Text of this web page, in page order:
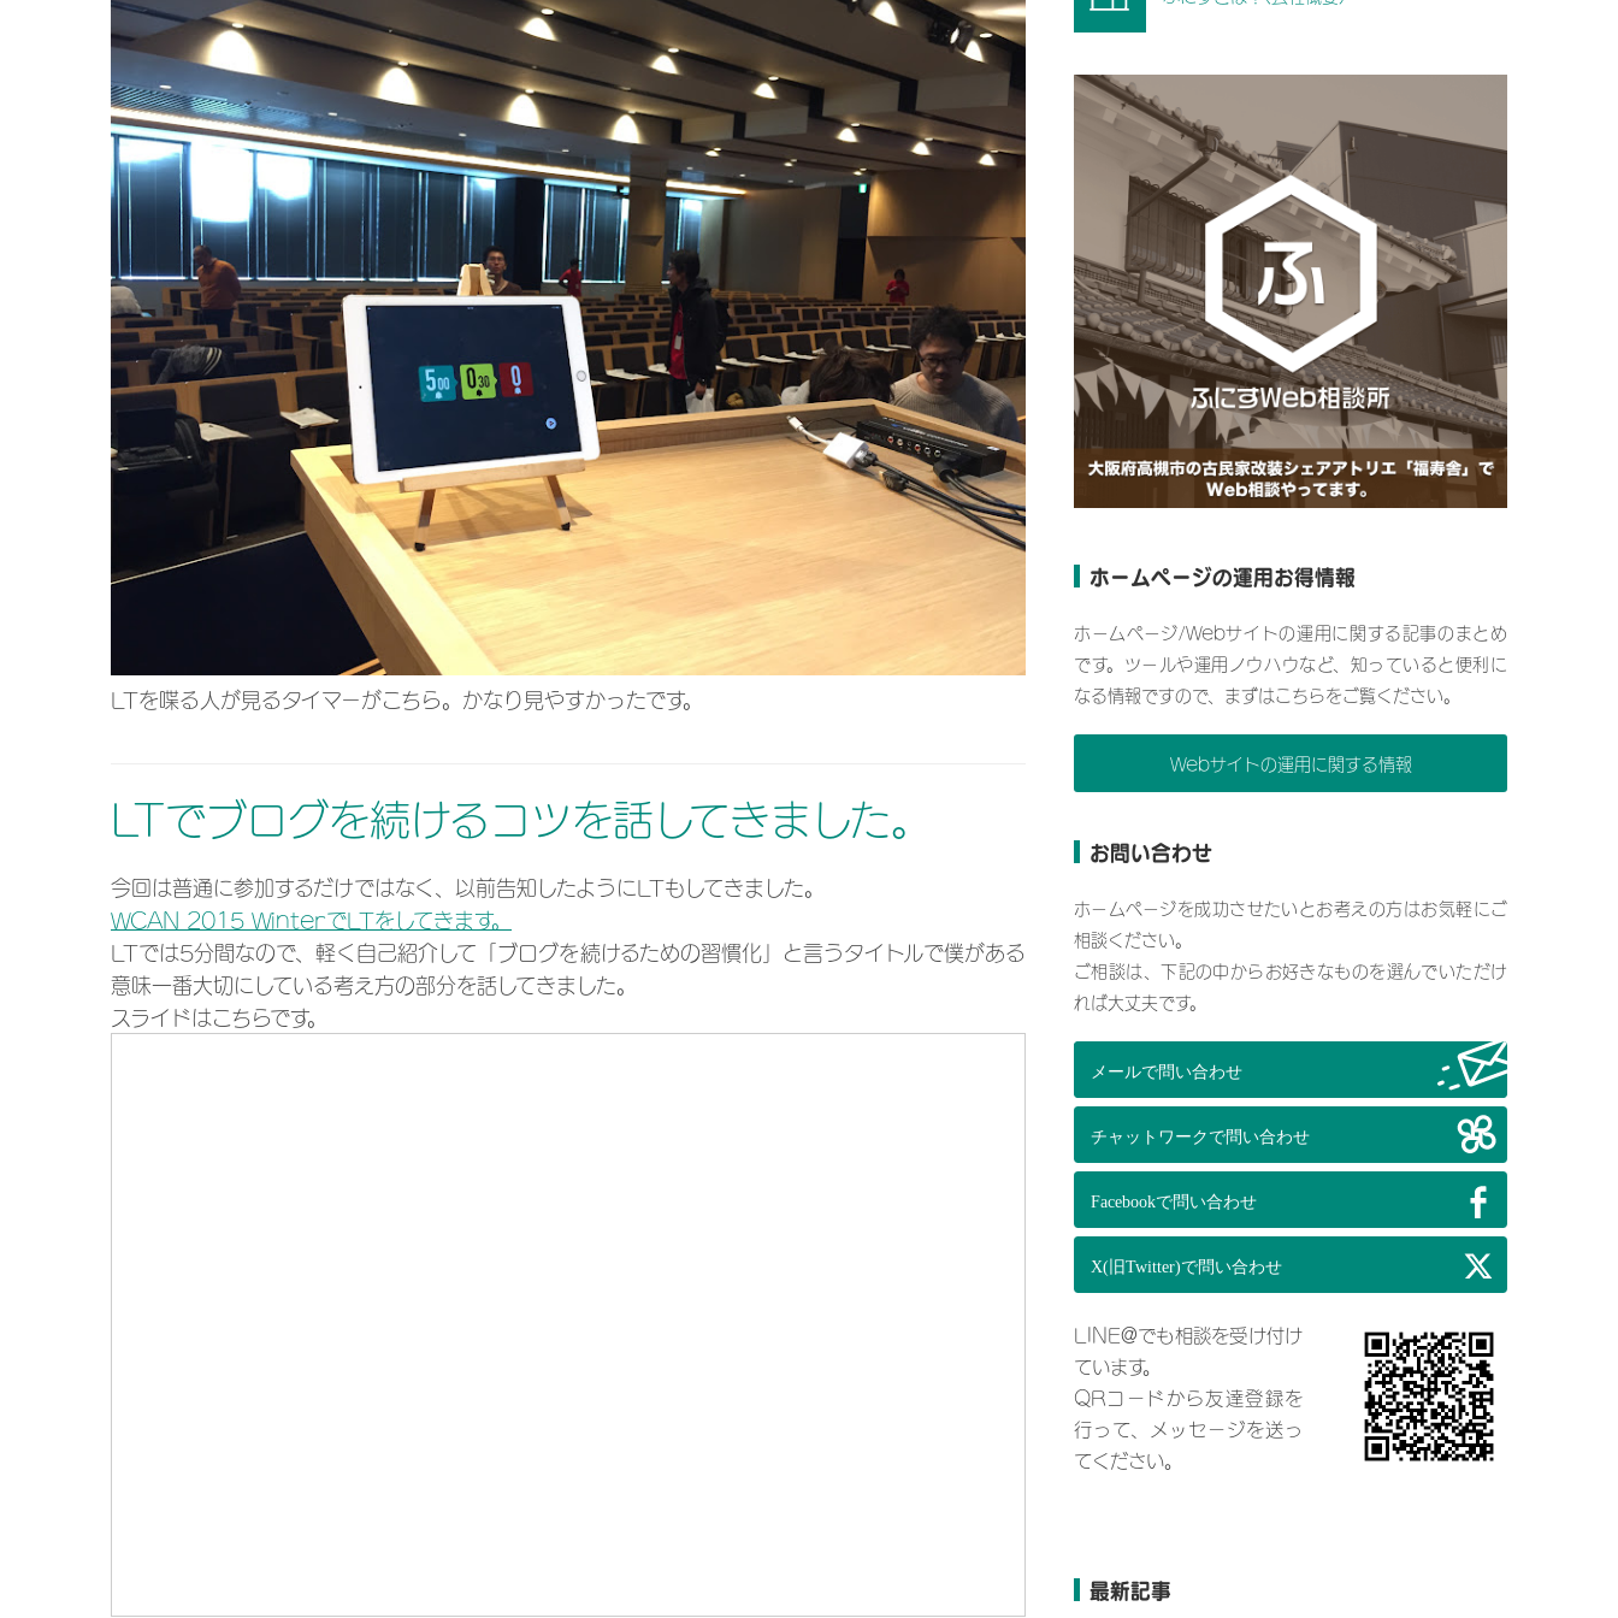
LTを喋る人が見るタイマーがこちら。かなり見やすかったです。
LTでブログを続けるコツを話してきました。
今回は普通に参加するだけではなく、以前告知したようにLTもしてきました。
WCAN 2015 WinterでLTをしてきます。
LTでは5分間なので、軽く自己紹介して「ブログを続けるための習慣化」と言うタイトルで僕がある
意味一番大切にしている考え方の部分を話してきました。
スライドはこちらです。
ホームページの運用お得情報
ホームページ/Webサイトの運用に関する記事のまとめ
です。ツールや運用ノウハウなど、知っていると便利に
なる情報ですので、まずはこちらをご覧ください。
Webサイトの運用に関する情報
お問い合わせ
ホームページを成功させたいとお考えの方はお気軽にご
相談ください。
ご相談は、下記の中からお好きなものを選んでいただけ
れば大丈夫です。
LINE@でも相談を受け付け
ています。
QRコードから友達登録を
行って、メッセージを送っ
てください。
最新記事